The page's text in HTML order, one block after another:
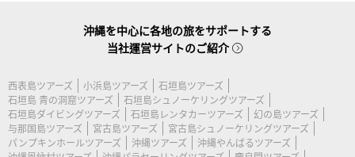
沖縄を中心に各地の旅をサポートする
当社運営サイトのご紹介
西表島ツアーズ 小浜島ツアーズ
石垣島ツアーズ
石垣島 青の洞窟ツアーズ
石垣島シュノーケリングツアーズ
石垣島ダイビングツアーズ
石垣島レンタカーツアーズ
幻の島ツアーズ
与那国島ツアーズ
宮古島ツアーズ
宮古島シュノーケリングツアーズ
パンプキンホールツアーズ
沖縄ツアーズ
沖縄やんばるツアーズ